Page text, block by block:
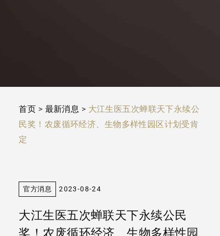
首页 > 最新消息 > 大江生医五次蝉联天下永续公
民奖！农废循环经济、生物多样性园区计划受肯
定
官方消息 2023-08-24
大江生医五次蝉联天下永续公民
奖！农废循环经济、生物多样性园